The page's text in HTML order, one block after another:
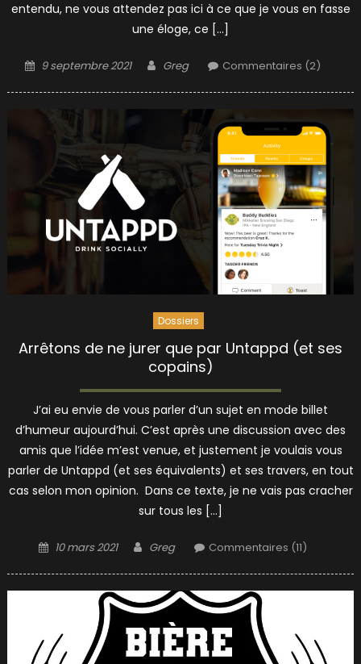
entendu, ne vous attendez pas ici à ce que je vous en fasse
une éloge, ce […]
Posted
9 septembre 2021 Author
Greg Commentaires (2)
Dossiers
Arrêtons de ne jurer que par Untappd (et ses
copains)
J’ai eu envie de vous parler d’un sujet en mode billet
d’humeur aujourd’hui. C’est après une discussion avec des
amis que l’idée m’est venue, et justement je voulais vous
parler de Untappd (et ses équivalents) et ses travers, en tout
cas selon mon opinion. Dans ce texte, je ne vais pas cracher
sur tous les […]
Posted
10 mars 2021 Author
Greg Commentaires (11)